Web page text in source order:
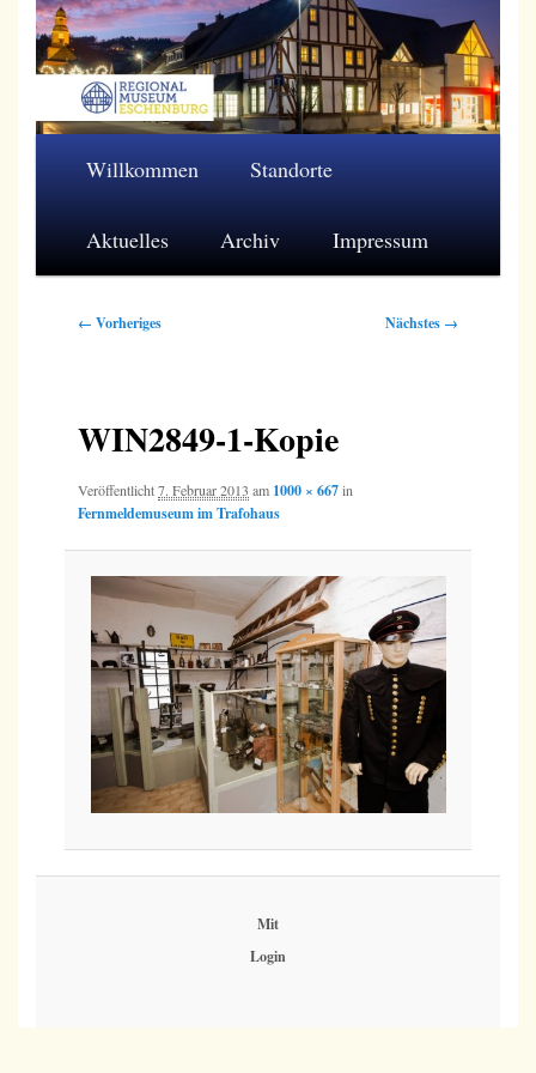
Zum
primären
Inhalt
Regionalmuseum Eschenburg e.V.
Willkommen Standorte
Aktuelles Archiv Impressum
Bilder-
← Vorheriges Nächstes →
WIN2849-1-Kopie
Veröffentlicht7. Februar 2013 am 1000 × 667in
Fernmeldemuseum im Trafohaus
Mit
Login